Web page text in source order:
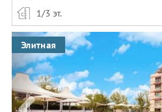
1/3 эт.
Previous
Элитная